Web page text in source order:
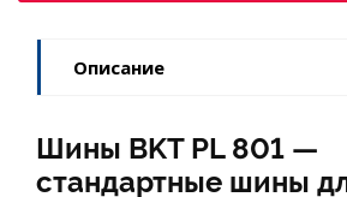
Описание
Шины BKT PL 801 —
стандартные шины